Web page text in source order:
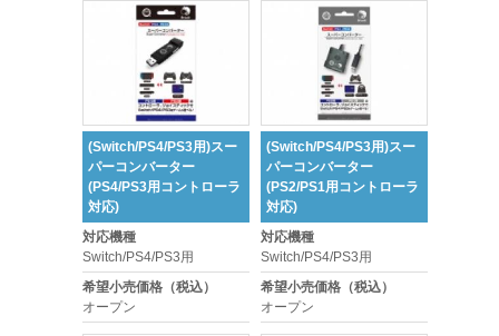
(Switch/PS4/PS3用)スー
パーコンバーター
(PS4/PS3用コントローラ
対応)
対応機種
Switch/PS4/PS3用
希望小売価格（税込）
オープン
(Switch/PS4/PS3用)スー
パーコンバーター
(PS2/PS1用コントローラ
対応)
対応機種
Switch/PS4/PS3用
希望小売価格（税込）
オープン